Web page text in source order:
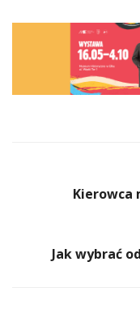
Kierowca
Jak wybrać